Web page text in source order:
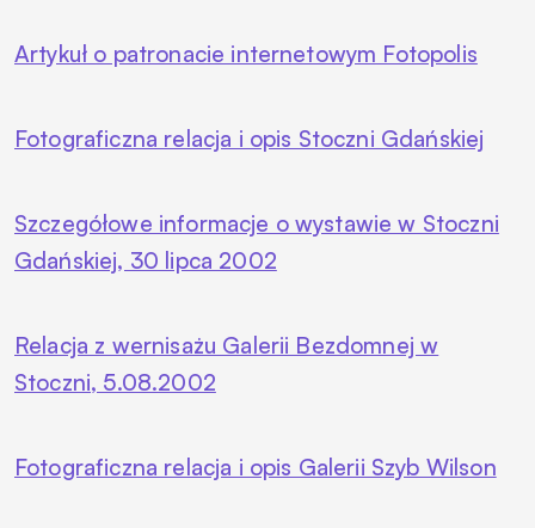
Artykuł o patronacie internetowym Fotopolis
Fotograficzna relacja i opis Stoczni Gdańskiej
Szczegółowe informacje o wystawie w Stoczni
Gdańskiej, 30 lipca 2002
Relacja z wernisażu Galerii Bezdomnej w
Stoczni, 5.08.2002
Fotograficzna relacja i opis Galerii Szyb Wilson